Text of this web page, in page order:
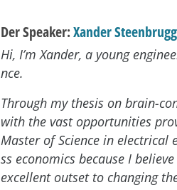
Der Speaker:Xander
Hi, I’m Xander, a young
nce.
Through my thesis on brain-
with the vast opportunities
Master of Science in electrical
ss economics because I
excellent outset to changing